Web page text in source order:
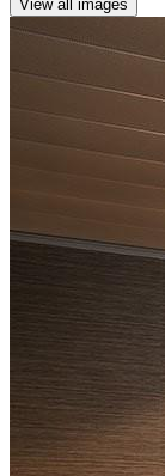
View all images